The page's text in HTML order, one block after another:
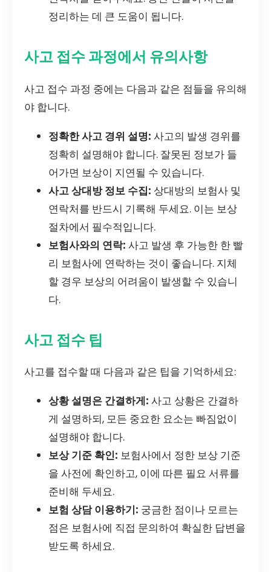
정리하는 데 큰 도움이 됩니다.
사고 접수 과정에서 유의사항
사고 접수 과정 중에는 다음과 같은 점들을 유의해
야 합니다.
정확한 사고 경위 설명: 사고의 발생 경위를
정확히 설명해야 합니다. 잘못된 정보가 들
어가면 보상이 지연될 수 있습니다.
사고 상대방 정보 수집: 상대방의 보험사 및
연락처를 반드시 기록해 두세요. 이는 보상
절차에서 필수적입니다.
보험사와의 연락: 사고 발생 후 가능한 한 빨
리 보험사에 연락하는 것이 좋습니다. 지체
할 경우 보상의 어려움이 발생할 수 있습니
다.
사고 접수 팁
사고를 접수할 때 다음과 같은 팁을 기억하세요:
상황 설명은 간결하게: 사고 상황은 간결하
게 설명하되, 모든 중요한 요소는 빠짐없이
설명해야 합니다.
보상 기준 확인: 보험사에서 정한 보상 기준
을 사전에 확인하고, 이에 따른 필요 서류를
준비해 두세요.
보험 상담 이용하기: 궁금한 점이나 모르는
점은 보험사에 직접 문의하여 확실한 답변을
받도록 하세요.